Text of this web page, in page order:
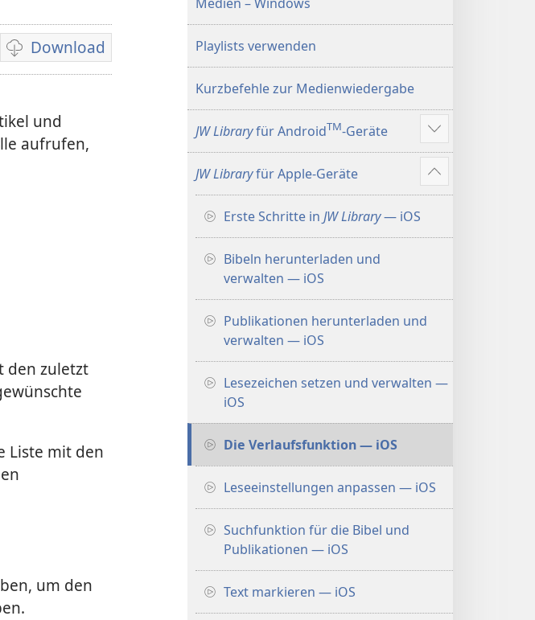
Download
Downloadoptionen
für
und
aufrufen,
den zuletzt
Liste mit den
um den
Playlists verwenden
Kurzbefehle zur Medienwiedergabe
JW Libraryfür AndroidTM-Geräte
Mehr
anzeigen
JW Libraryfür Apple-Geräte
Mehr
anzeigen
Erste Schritte in JW Library— iOS
Bibeln herunterladen und
verwalten — iOS
Publikationen herunterladen und
verwalten — iOS
Lesezeichen setzen und verwalten —
iOS
Die Verlaufsfunktion — iOS
Leseeinstellungen anpassen — iOS
Suchfunktion für die Bibel und
Publikationen — iOS
Text markieren — iOS